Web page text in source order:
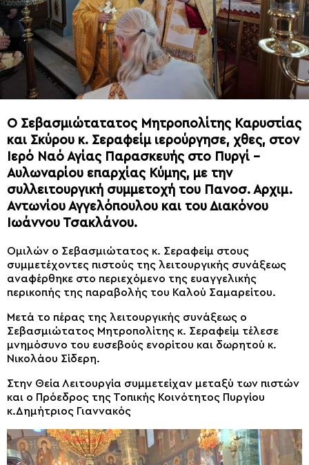
Ο Σεβασμιώτατατος Μητροπολίτης Καρυστίας
και Σκύρου κ. Σεραφείμ ιερούργησε, χθες, στον
Ιερό Ναό Αγίας Παρασκευής στο Πυργί –
Αυλωναρίου επαρχίας Κύμης, με την
συλλειτουργική συμμετοχή του Πανοσ. Αρχιμ.
Αντωνίου Αγγελόπουλου και του Διακόνου
Ιωάννου Τσακλάνου.
Ομιλών ο Σεβασμιώτατος κ. Σεραφείμ στους
συμμετέχοντες πιστούς της λειτουργικής συνάξεως
αναφέρθηκε στο περιεχόμενο της ευαγγελικής
περικοπής της παραβολής του Καλού Σαμαρείτου.
Μετά το πέρας της λειτουργικής συνάξεως ο
Σεβασμιώτατος Μητροπολίτης κ. Σεραφείμ τέλεσε
μνημόσυνο του ευσεβούς ενορίτου και δωρητού κ.
Νικολάου Σίδερη.
Στην Θεία Λειτουργία συμμετείχαν μεταξύ των πιστών
και ο Πρόεδρος της Τοπικής Κοινότητος Πυργίου
κ.Δημήτριος Γιαννακός